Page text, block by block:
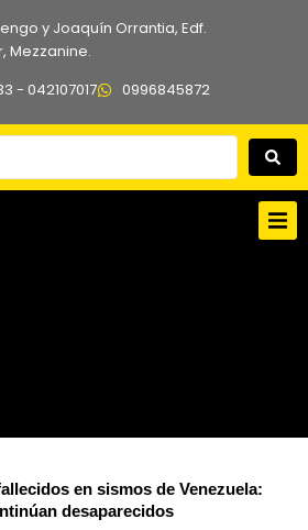
y Joaquín Orrantia, Edf.
Mezzanine.
- 042107017
0996845872
en sismos de Venezuela:
desaparecidos